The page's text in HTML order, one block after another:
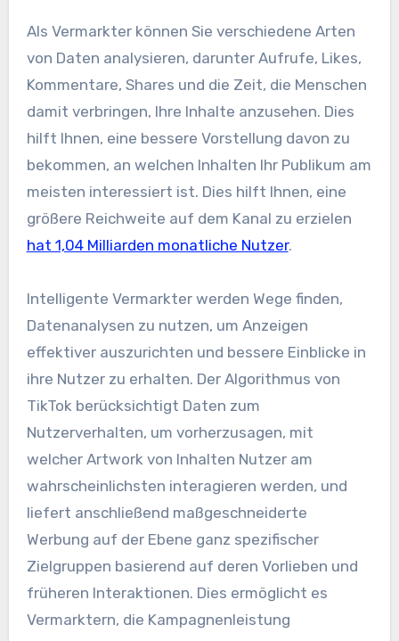
Als Vermarkter können Sie verschiedene Arten
von Daten analysieren, darunter Aufrufe, Likes,
Kommentare, Shares und die Zeit, die Menschen
damit verbringen, Ihre Inhalte anzusehen. Dies
hilft Ihnen, eine bessere Vorstellung davon zu
bekommen, an welchen Inhalten Ihr Publikum am
meisten interessiert ist. Dies hilft Ihnen, eine
größere Reichweite auf dem Kanal zu erzielen
hat 1,04 Milliarden monatliche Nutzer.
Intelligente Vermarkter werden Wege finden,
Datenanalysen zu nutzen, um Anzeigen
effektiver auszurichten und bessere Einblicke in
ihre Nutzer zu erhalten. Der Algorithmus von
TikTok berücksichtigt Daten zum
Nutzerverhalten, um vorherzusagen, mit
welcher Artwork von Inhalten Nutzer am
wahrscheinlichsten interagieren werden, und
liefert anschließend maßgeschneiderte
Werbung auf der Ebene ganz spezifischer
Zielgruppen basierend auf deren Vorlieben und
früheren Interaktionen. Dies ermöglicht es
Vermarktern, die Kampagnenleistung